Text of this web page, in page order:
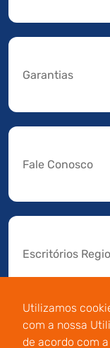
Utilizamos
com a nossa
de acordo com
Garantias
Fale Conosco
Escritórios
Av. Manoel da